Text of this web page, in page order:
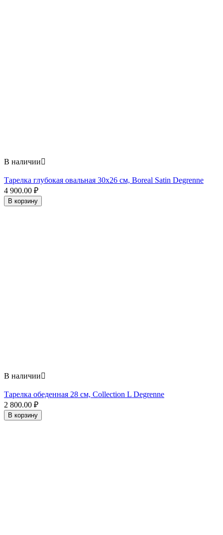
В наличии
Тарелка глубокая овальная 30х26 см, Boreal Satin Degrenne
4 900.00 ₽
В корзину
В наличии
Тарелка обеденная 28 см, Collection L Degrenne
2 800.00 ₽
В корзину